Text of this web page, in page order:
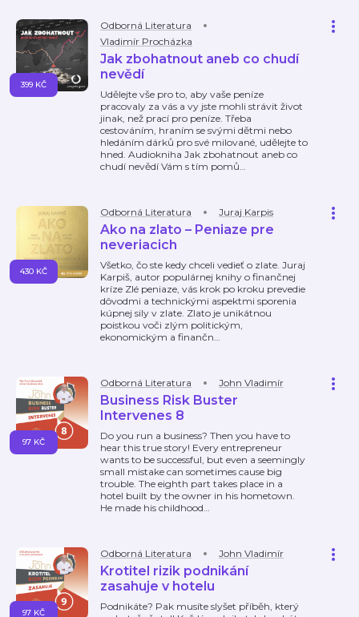
Odborná Literatura
Vladimír Procházka
Jak zbohatnout aneb co chudí
nevědí
Udělejte vše pro to, aby vaše peníze
pracovaly za vás a vy jste mohli strávit život
jinak, než prací pro peníze. Třeba
cestováním, hraním se svými dětmi nebo
hledáním dárků pro své milované, udělejte to
hned. Audiokniha Jak zbohatnout aneb co
chudí nevědí Vám s tím pomů…
399 KČ
Odborná Literatura Juraj Karpis
Ako na zlato – Peniaze pre
neveriacich
Všetko, čo ste kedy chceli vedieť o zlate. Juraj
Karpiš, autor populárnej knihy o finančnej
kríze Zlé peniaze, vás krok po kroku prevedie
dôvodmi a technickými aspektmi sporenia
kúpnej sily v zlate. Zlato je unikátnou
poistkou voči zlým politickým,
ekonomickým a finančn…
430 KČ
Odborná Literatura John Vladimír
Business Risk Buster
Intervenes 8
Do you run a business? Then you have to
hear this true story! Every entrepreneur
wants to be successful, but even a seemingly
small mistake can sometimes cause big
trouble. The eighth part takes place in a
hotel built by the owner in his hometown.
He made his childhood…
97 KČ
Odborná Literatura John Vladimír
Krotitel rizik podnikání
zasahuje v hotelu
Podnikáte? Pak musíte slyšet příběh, který
97 KČ